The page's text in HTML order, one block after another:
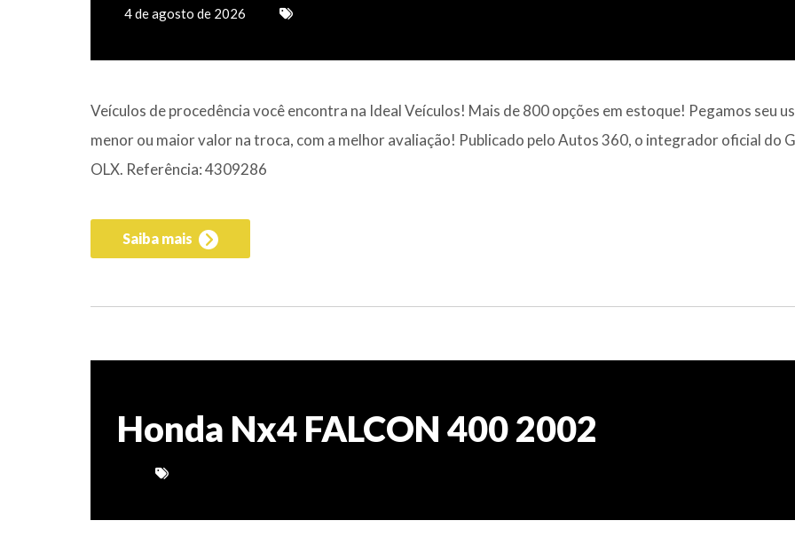
4 de agosto de 2026
Veículos de procedência você encontra na Ideal Veículos! Mais de 800 opções em estoque! Pegamos seu
menor ou maior valor na troca, com a melhor avaliação! Publicado pelo Autos 360, o integrador oficial do
OLX. Referência: 4309286
Saiba mais
Honda Nx4 FALCON 400 2002